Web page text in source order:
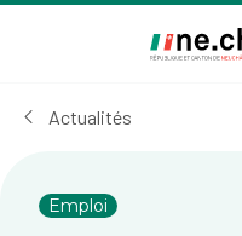
cookies
Actualités
Emploi